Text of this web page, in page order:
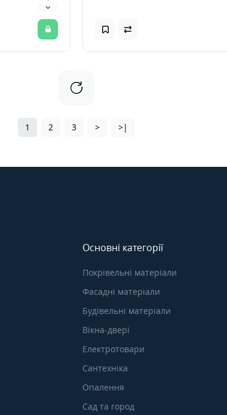
1 2 3 > >|
Основні категорії
Покрівельні матеріали
Фасадні матеріали
Будівельні матеріали
Вікна-двері
Електротовари
Сантехніка
Опалення
Сад та город